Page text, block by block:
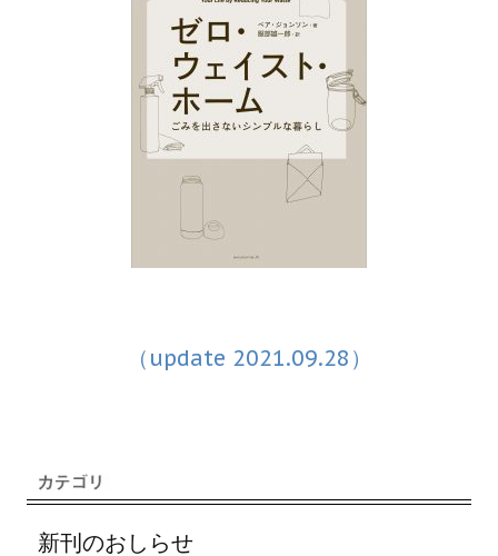
（update 2021.09.28）
新刊のおしらせ